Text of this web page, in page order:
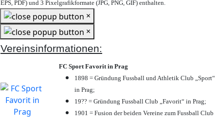
EPS, PDF) und 3 Pixelgrafikformate (JPG, PNG, GIF) enthalten.
×
×
Vereinsinformationen:
FC Sport Favorit in Prag
1898 = Gründung Fussball und Athletik Club „Sport“
in Prag;
19?? = Gründung Fussball Club „Favorit“ in Prag;
1901 = Fusion der beiden Vereine zum Fussball Club